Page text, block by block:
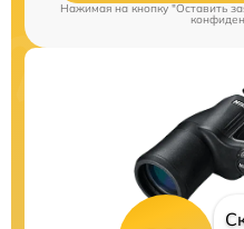
Нажимая на кнопку "Оставить